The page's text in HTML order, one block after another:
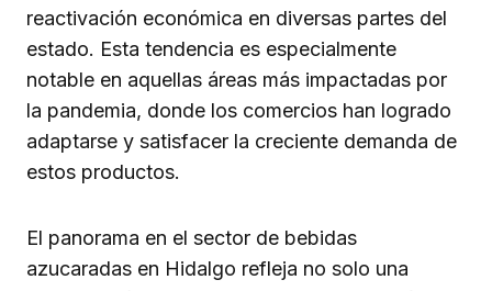
reactivación económica en diversas partes del
estado. Esta tendencia es especialmente
notable en aquellas áreas más impactadas por
la pandemia, donde los comercios han logrado
adaptarse y satisfacer la creciente demanda de
estos productos.
El panorama en el sector de bebidas
azucaradas en Hidalgo refleja no solo una